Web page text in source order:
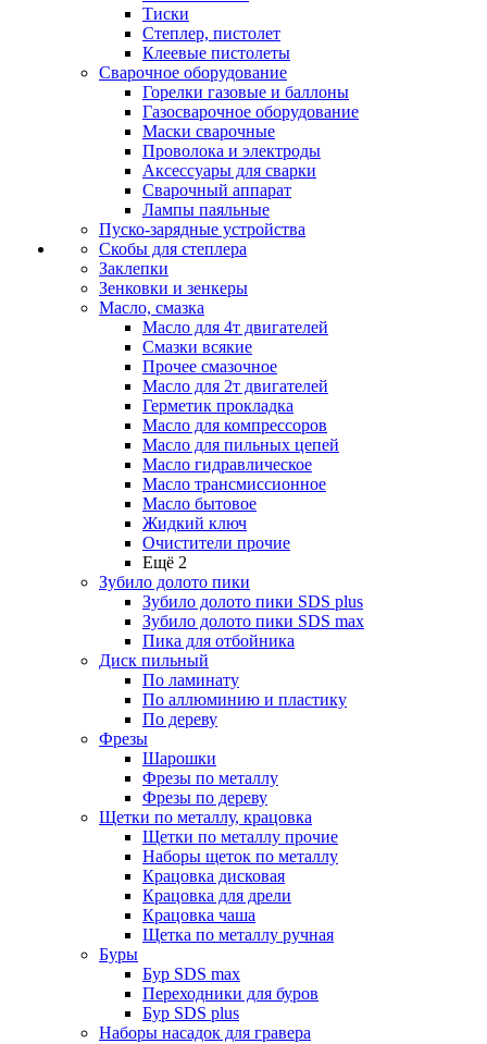
Тиски
Степлер, пистолет
Клеевые пистолеты
Сварочное оборудование
Горелки газовые и баллоны
Газосварочное оборудование
Маски сварочные
Проволока и электроды
Аксессуары для сварки
Сварочный аппарат
Лампы паяльные
Пуско-зарядные устройства
Скобы для степлера
Заклепки
Зенковки и зенкеры
Масло, смазка
Масло для 4т двигателей
Смазки всякие
Прочее смазочное
Масло для 2т двигателей
Герметик прокладка
Масло для компрессоров
Масло для пильных цепей
Масло гидравлическое
Масло трансмиссионное
Масло бытовое
Жидкий ключ
Очистители прочие
Ещё 2
Зубило долото пики
Зубило долото пики SDS plus
Зубило долото пики SDS max
Пика для отбойника
Диск пильный
По ламинату
По аллюминию и пластику
По дереву
Фрезы
Шарошки
Фрезы по металлу
Фрезы по дереву
Щетки по металлу, крацовка
Щетки по металлу прочие
Наборы щеток по металлу
Крацовка дисковая
Крацовка для дрели
Крацовка чаша
Щетка по металлу ручная
Буры
Бур SDS max
Переходники для буров
Бур SDS plus
Наборы насадок для гравера